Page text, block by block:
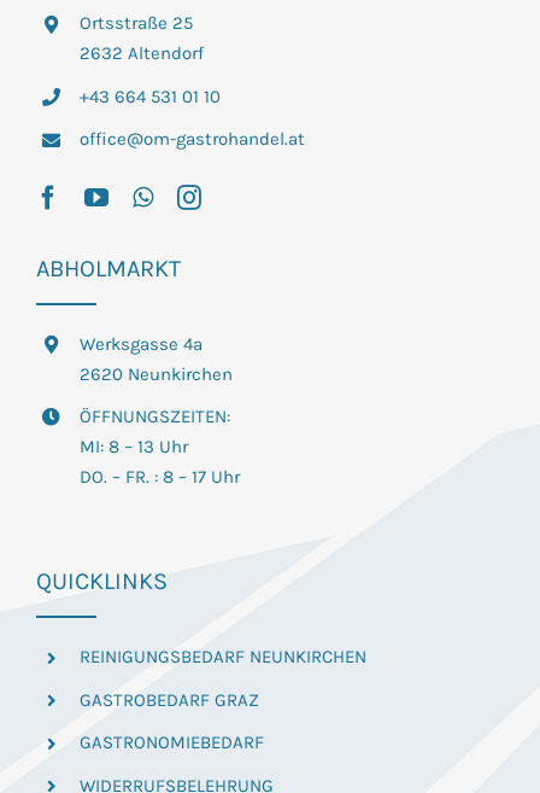
Ortsstraße 25
2632 Altendorf
+43 664 531 01 10
office@om-gastrohandel.at
ABHOLMARKT
Werksgasse 4a
2620 Neunkirchen
ÖFFNUNGSZEITEN:
MI: 8 – 13 Uhr
DO. – FR. : 8 – 17 Uhr
QUICKLINKS
REINIGUNGSBEDARF NEUNKIRCHEN
GASTROBEDARF GRAZ
GASTRONOMIEBEDARF
WIDERRUFSBELEHRUNG